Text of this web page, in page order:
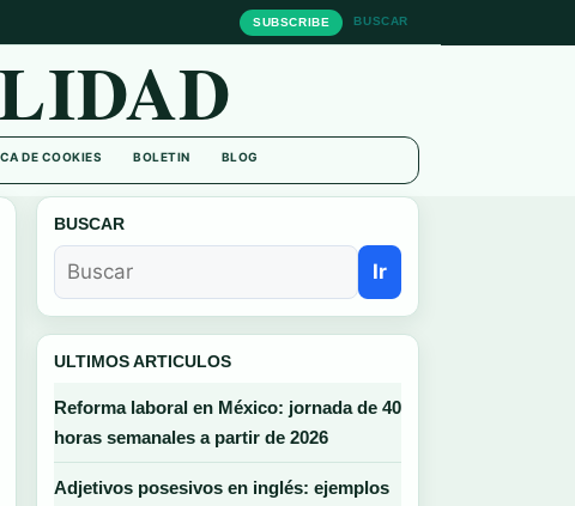
SUBSCRIBE BUSCAR
DE COOKIES BOLETIN BLOG
BUSCAR
Ir
ULTIMOS ARTICULOS
Reforma laboral en México: jornada de 40
horas semanales a partir de 2026
Adjetivos posesivos en inglés: ejemplos